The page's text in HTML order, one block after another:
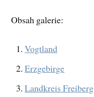
Obsah galerie:
Vogtland
Erzgebirge
Landkreis Freiberg